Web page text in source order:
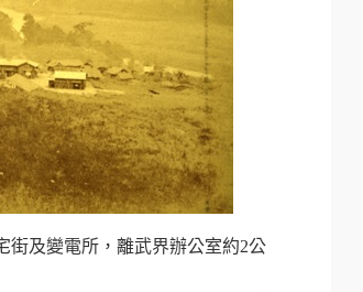
街及變電所，離武界辦公室約2公